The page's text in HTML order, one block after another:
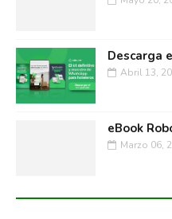
Descarga
Abril 13,
eBook
Marzo 06,